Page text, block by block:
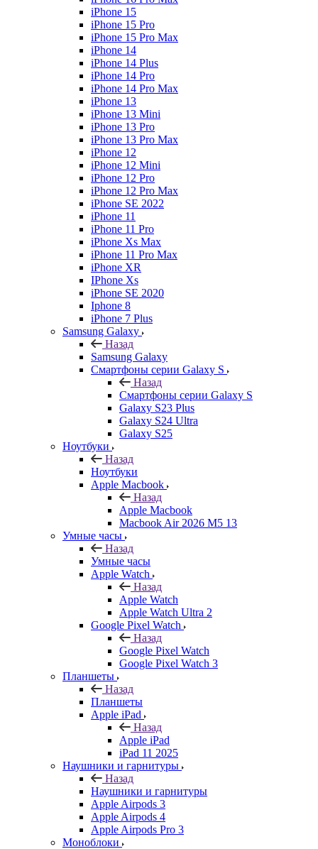
iPhone 15
iPhone 15 Pro
iPhone 15 Pro Max
iPhone 14
iPhone 14 Plus
iPhone 14 Pro
iPhone 14 Pro Max
iPhone 13
iPhone 13 Mini
iPhone 13 Pro
iPhone 13 Pro Max
iPhone 12
iPhone 12 Mini
iPhone 12 Pro
iPhone 12 Pro Max
iPhone SE 2022
iPhone 11
iPhone 11 Pro
iPhone Xs Max
iPhone 11 Pro Max
iPhone XR
IPhone Xs
iPhone SE 2020
Iphone 8
iPhone 7 Plus
Samsung Galaxy
Назад
Samsung Galaxy
Смартфоны серии Galaxy S
Назад
Смартфоны серии Galaxy S
Galaxy S23 Plus
Galaxy S24 Ultra
Galaxy S25
Ноутбуки
Назад
Ноутбуки
Apple Macbook
Назад
Apple Macbook
Macbook Air 2026 M5 13
Умные часы
Назад
Умные часы
Apple Watch
Назад
Apple Watch
Apple Watch Ultra 2
Google Pixel Watch
Назад
Google Pixel Watch
Google Pixel Watch 3
Планшеты
Назад
Планшеты
Apple iPad
Назад
Apple iPad
iPad 11 2025
Наушники и гарнитуры
Назад
Наушники и гарнитуры
Apple Airpods 3
Apple Airpods 4
Apple Airpods Pro 3
Моноблоки